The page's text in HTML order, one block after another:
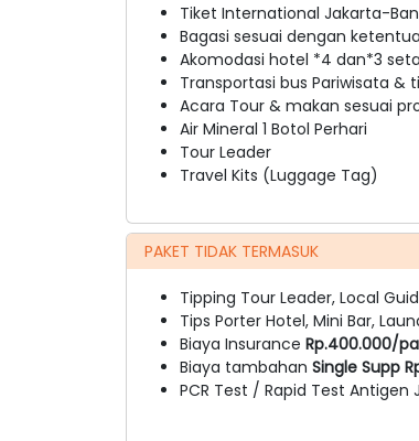
Tiket International Jakarta-
Bagasi sesuai dengan
Akomodasi hotel *4 dan*3
Transportasi bus Pariwisata &
Acara Tour & makan sesuai
Air Mineral 1 Botol Perhari
Tour Leader
Travel Kits (Luggage Tag)
PAKET TIDAK TERMASUK
Tipping Tour Leader, Local
Tips Porter Hotel, Mini Bar,
Biaya Insurance Rp.400.000/
Biaya tambahan Single Supp
PCR Test / Rapid Test Antigen